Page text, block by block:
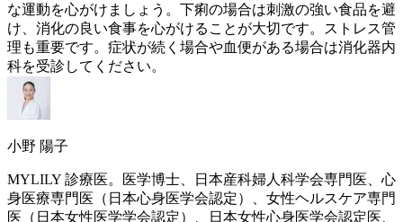
な運動を心がけましょう。下痢の場合は刺激の強い食品を避
け、消化の良い食事を心がけることが大切です。ストレス管
理も重要です。症状が続く場合や血便がある場合は消化器内
科を受診してください。
小野 陽子
MYLILY 診療医。医学博士、日本産科婦人科学会専門医、心
身医療専門医（日本心身医学会認定）、女性ヘルスケア専門
医（日本女性医学学会認定）、日本女性心身医学会認定医、